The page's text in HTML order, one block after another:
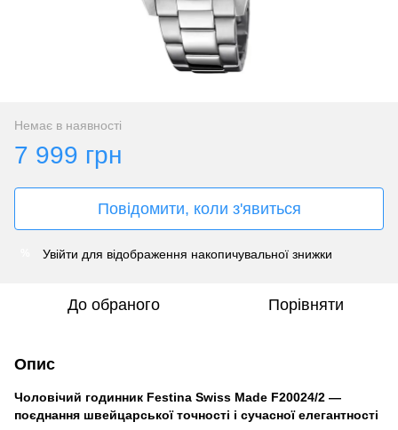
Немає в наявності
7 999 грн
Повідомити, коли з'явиться
Увійти для відображення накопичувальної знижки
До обраного Порівняти
Опис
Чоловічий годинник Festina Swiss Made F20024/2 —
поєднання швейцарської точності і сучасної елегантності